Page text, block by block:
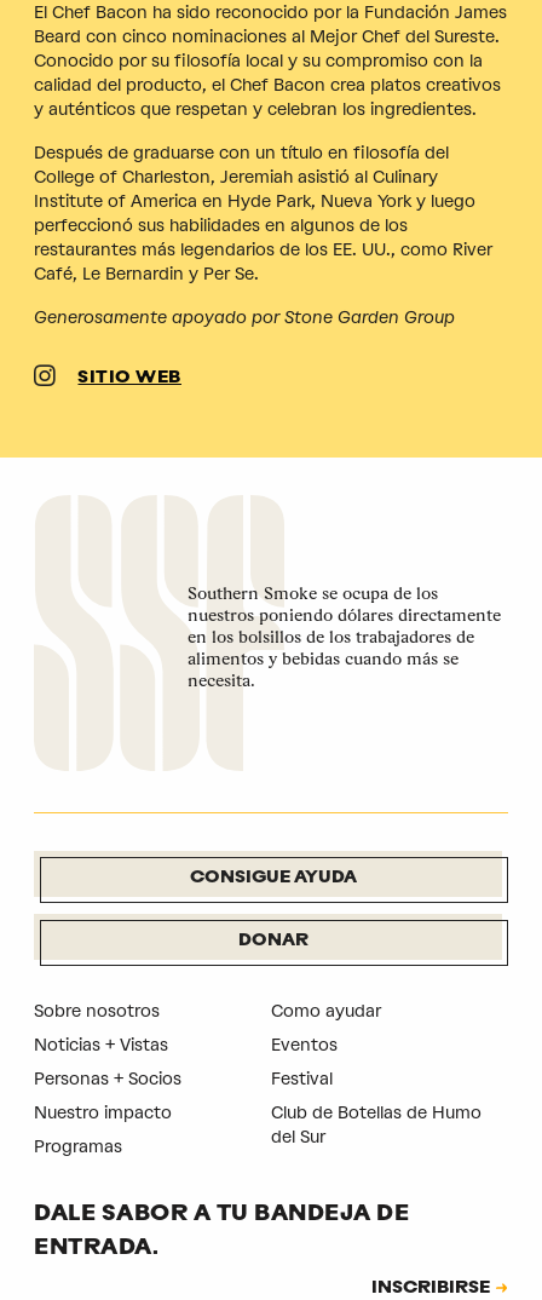
El Chef Bacon ha sido reconocido por la Fundación James
Beard con cinco nominaciones al Mejor Chef del Sureste.
Conocido por su filosofía local y su compromiso con la
calidad del producto, el Chef Bacon crea platos creativos
y auténticos que respetan y celebran los ingredientes.
Después de graduarse con un título en filosofía del
College of Charleston, Jeremiah asistió al Culinary
Institute of America en Hyde Park, Nueva York y luego
perfeccionó sus habilidades en algunos de los
restaurantes más legendarios de los EE. UU., como River
Café, Le Bernardin y Per Se.
Generosamente apoyado por Stone Garden Group
SITIO WEB
Southern Smoke se ocupa de los
nuestros poniendo dólares directamente
en los bolsillos de los trabajadores de
alimentos y bebidas cuando más se
necesita.
CONSIGUE AYUDA
DONAR
Sobre nosotros
Noticias + Vistas
Personas + Socios
Nuestro impacto
Programas
Como ayudar
Eventos
Festival
Club de Botellas de Humo
del Sur
DALE SABOR A TU BANDEJA DE
ENTRADA.
INSCRIBIRSE